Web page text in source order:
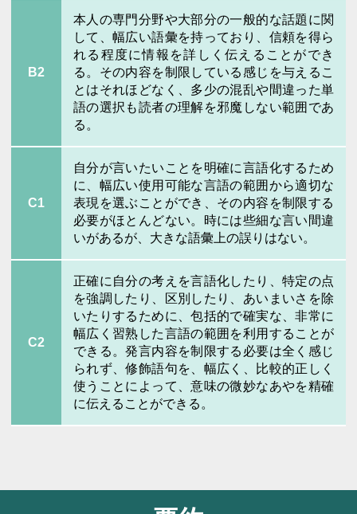
B2
本人の専門分野や大部分の一般的な話題に関
して、幅広い語彙を持っており、信頼を得ら
れる程度に情報を詳しく伝えることができ
る。その内容を制限している感じを与えるこ
とはそれほどなく、多少の混乱や間違った単
語の選択も読者の理解を邪魔しない範囲であ
る。
C1
自分が言いたいことを明確に言語化するため
に、幅広い使用可能な言語の範囲から適切な
表現を選ぶことができ、その内容を制限する
必要がほとんどない。時には些細な言い間違
いがあるが、大きな語彙上の誤りはない。
C2
正確に自分の考えを言語化したり、特定の点
を強調したり、区別したり、あいまいさを除
いたりするために、包括的で確実な、非常に
幅広く習熟した言語の範囲を利用することが
できる。発言内容を制限する必要は全く感じ
られず、修飾語句を、幅広く、比較的正しく
使うことによって、意味の微妙なあやを精確
に伝えることができる。